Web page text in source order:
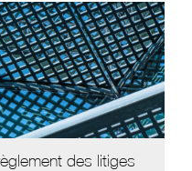
des litiges